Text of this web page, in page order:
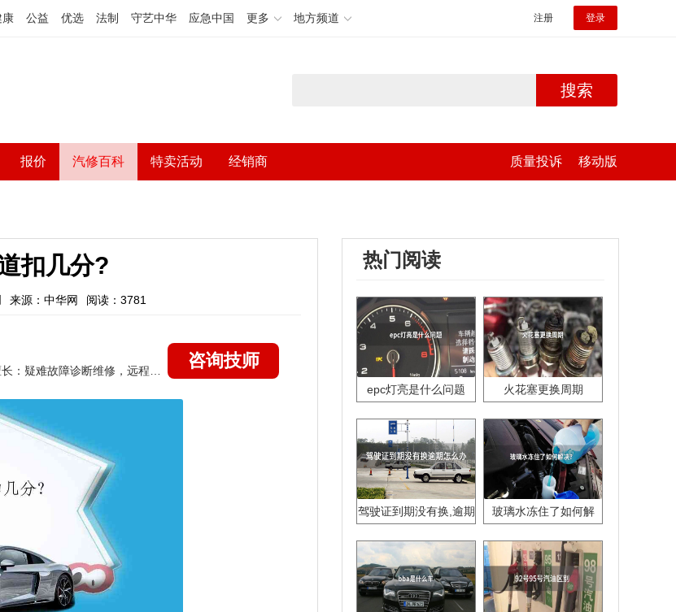
康 公益 优选 法制 守艺中华 应急中国 更多 地方频道 注册 登录
搜索
报价 汽修百科 特卖活动 经销商 质量投诉 移动版
扣几分?
来源：中华网 阅读：3781
咨询技师
热门阅读
epc灯亮是什么问题 火花塞更换周期
驾驶证到期没有换,逾期
玻璃水冻住了如何解